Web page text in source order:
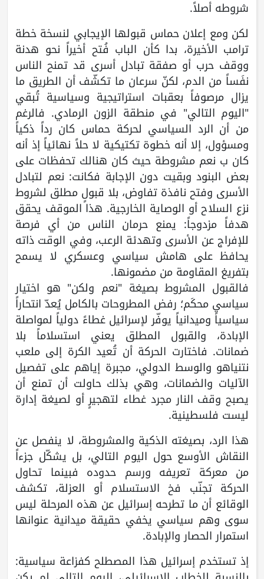
شروطه أصلاً.
لكن ومع إعلان حماس قبولها الإيجابي لنسخة خطة
ترامب الأخيرة، بدا كأن الباب فُتح أخيراً نحو هدنة
ووقف حرب أو صفقة تبادل أسرى قد تمنح الناس
نفَساً من الدم، لكنّ سرعان ما تكشّف أن الطريق ما
يزال مرصوفاً بعقبات استراتيجية وسياسية تُبقي
"اليوم التالي" في منطقة الزون الرمادي. فالرغم
من أن الرد السياسي لحركة حماس كان رداً ذكياً
ومسؤول، إلا أنه خطوة تكتيكية لا حلاً نهائياً إذ أنه
كان ب نعم مشروطة حيث كان هنالك تحفظات على
بعض البنود وبقيت دون الإجابة فكانت: نعم لتبادل
الأسرى وفتح نافذة تفاوض، بلا قبولٍ مطلق لشروط
نزع السلاح أو الوصاية الخارجية. هذا الموقف يحقق
هدفاً مزدوجاً: يمنع حرمان الناس من أي فرصة
للإفراج عن الأسرى وتهدئة الرعب، وفي الوقت ذاته
يحافظ على هامش سياسي وعسكري لا يسمح
بتفريغ المقاومة من مضمونها.
فالقبول المشروط بصيغة "نعم ولكن" هو اختيار
سياسي محكَم؛ رفض المطروحات بالكامل يُعدّ انتحاراً
سياسياً وميدانياً يوفّر لإسرائيل غطاءً دولياً لمواصلة
الإبادة، والقبول المطلق يعني استسلاماً بلا
ضمانات. فاختارت الحركة أن تُعيد الكرة إلى ملعب
نتنياهو والوسط الدولي، مجبرة إياهم على تفصيل
الآليات والضمانات، وهي بذلك حاولت أن تمنع أن
يصبح وقف النار مجرد غطاء لتهجيرٍ أو لصيغة إدارة
ليست فلسطينية.
هذا الرد، بصيغته الذكية والمشروطة، لا ينفصل عن
النقاش الأوسع حول اليوم التالي، بل يشكّل جزءاً
من معركة تعريفه ورسم حدوده فبينما تحاول
الحركة تجنّب فخ الاستسلام أو العزلة، تكشف
الوقائع أن ما تطرحه إسرائيل عن هذه المرحلة ليس
سوى وهم سياسي يخفي حقيقة ميدانية عنوانها
استمرار الحصار والإبادة.
إذ تستخدم إسرائيل هذا المصطلح كفزاعة سياسية: